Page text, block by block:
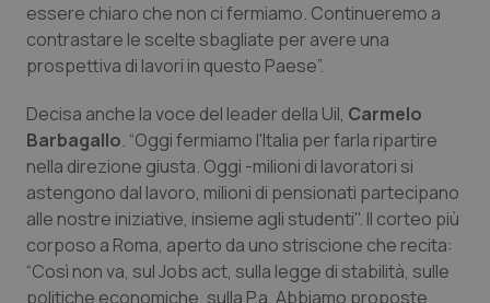
Molise
Provincia Autonoma di Bolzano
Provincia Autonoma di Trento
Puglia
Epatiti
Infezioni & Febbre
Ipertensione & Scompenso
Malattie rare
essere chiaro che non ci fermiamo. Continueremo a
contrastare le scelte sbagliate per avere una
prospettiva di lavori in questo Paese”.
Decisa anche la voce del leader della Uil, Carmelo
Barbagallo. “Oggi fermiamo l'Italia per farla ripartire
nella direzione giusta. Oggi -milioni di lavoratori si
astengono dal lavoro, milioni di pensionati partecipano
alle nostre iniziative, insieme agli studenti". Il corteo più
corposo a Roma, aperto da uno striscione che recita:
“Così non va, sul Jobs act, sulla legge di stabilità, sulle
politiche economiche, sulla P.a. Abbiamo proposte